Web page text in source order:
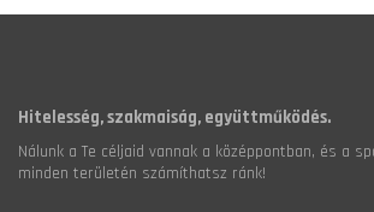
Hitelesség, szakmaiság, együttműködés.
Nálunk a Te céljaid vannak a középpontban, és a
minden területén számíthatsz ránk!